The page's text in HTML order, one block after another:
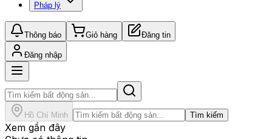
Pháp lý
Thông báo Giỏ hàng Đăng tin
Đăng nhập
Hồ Chí Minh Tìm kiếm
Xem gần đây